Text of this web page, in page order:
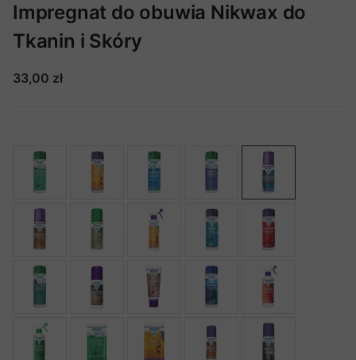
Impregnat do obuwia Nikwax do
Tkanin i Skóry
33,00 zł